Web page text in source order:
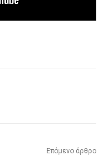
Επόμενο άρθρο